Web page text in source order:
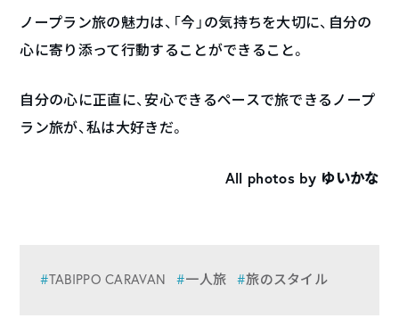
ノープラン旅の魅力は、「今」の気持ちを大切に、自分の
心に寄り添って行動することができること。
自分の心に正直に、安心できるペースで旅できるノープ
ラン旅が、私は大好きだ。
All photos by ゆいかな
TABIPPO CARAVAN 一人旅 旅のスタイル